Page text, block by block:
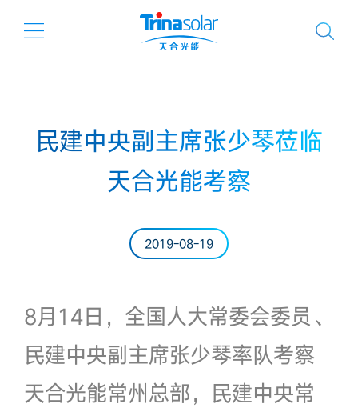
民建中央副主席张少琴莅临
天合光能考察
2019-08-19
8月14日，全国人大常委会委员、
民建中央副主席张少琴率队考察
天合光能常州总部，民建中央常